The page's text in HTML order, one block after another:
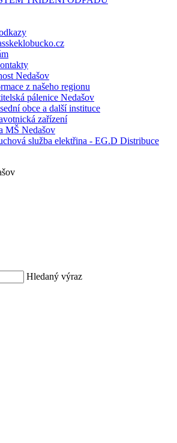
Nedašov
z našeho regionu
pálenice Nedašov
obce a další instituce
zařízení
MŠ Nedašov
služba elektřina - EG.D Distribuce
Hledaný výraz